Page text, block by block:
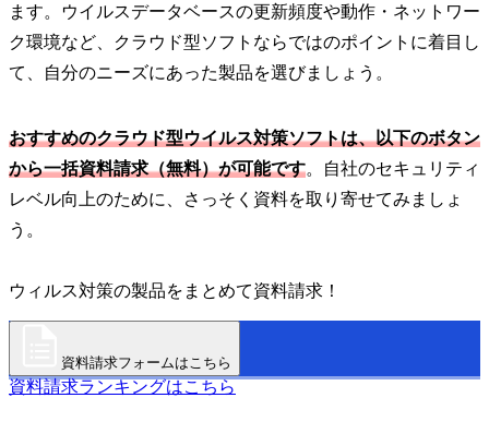
ます。ウイルスデータベースの更新頻度や動作・ネットワー
ク環境など、クラウド型ソフトならではのポイントに着目し
て、自分のニーズにあった製品を選びましょう。
おすすめのクラウド型ウイルス対策ソフトは、以下のボタン
から一括資料請求（無料）が可能です。自社のセキュリティ
レベル向上のために、さっそく資料を取り寄せてみましょ
う。
ウィルス対策の製品をまとめて資料請求！
資料請求フォームはこちら
資料請求ランキングはこちら